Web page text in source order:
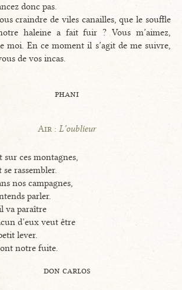
donc pas.
craindre de viles canailles, que le souffle
haleine a fait fuir ? Vous m’aimez,
moi. En ce moment il s’agit de me suivre,
de vos incas.
phani
Air :L’oublieur
sur ces montagnes,
rassembler.
nos campagnes,
parler.
va paraître
d’eux veut être
lever.
notre fuite.
don carlos